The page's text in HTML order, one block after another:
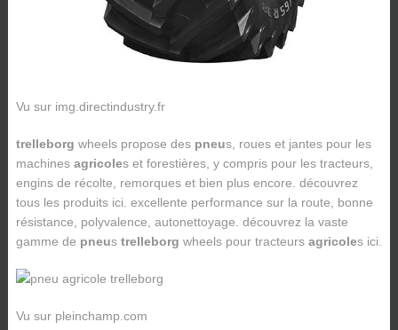
Vu sur img.directindustry.fr
trelleborg wheels propose des pneus, roues et jantes pour les
machines agricoles et forestières, y compris pour les tracteurs,
engins de récolte, remorques et bien plus encore. découvrez
tous les produits ici. excellente performance sur la route, bonne
résistance, polyvalence, autonettoyage. découvrez la vaste
gamme de pneus trelleborg wheels pour tracteurs agricoles ici.
Vu sur pleinchamp.com